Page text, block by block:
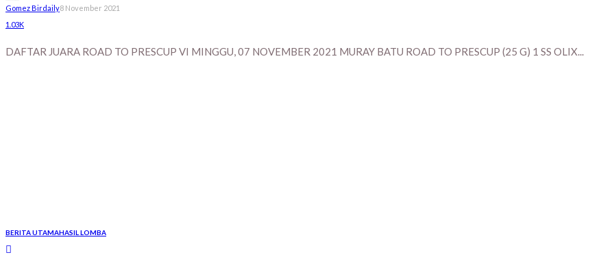
Gomez Birdaily8 November 2021
1.03K
DAFTAR JUARA ROAD TO PRESCUP VI MINGGU, 07 NOVEMBER 2021 MURAY BATU ROAD TO PRESCUP (25 G) 1 SS OLIX...
BERITA UTAMAHASIL LOMBA